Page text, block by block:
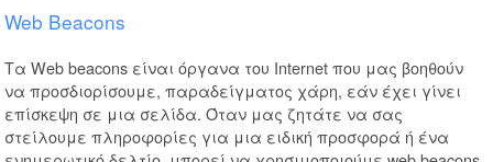
Web Beacons
Τα Web beacons είναι όργανα του Internet που μας βοηθούν
να προσδιορίσουμε, παραδείγματος χάρη, εάν έχει γίνει
επίσκεψη σε μια σελίδα. Όταν μας ζητάτε να σας
στείλουμε πληροφορίες για μια ειδική προσφορά ή ένα